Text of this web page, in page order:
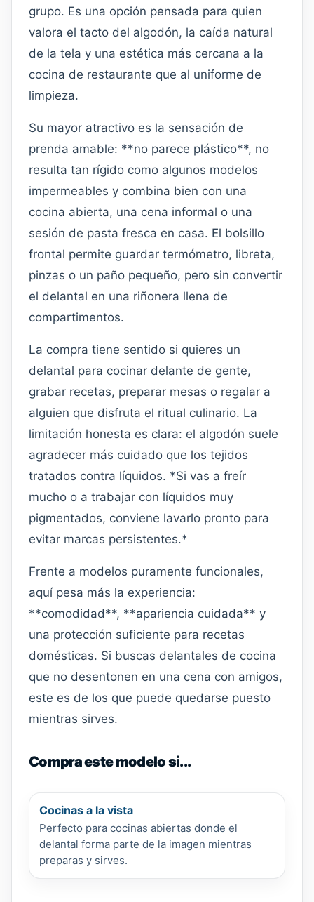
grupo. Es una opción pensada para quien
valora el tacto del algodón, la caída natural
de la tela y una estética más cercana a la
cocina de restaurante que al uniforme de
limpieza.
Su mayor atractivo es la sensación de
prenda amable: **no parece plástico**, no
resulta tan rígido como algunos modelos
impermeables y combina bien con una
cocina abierta, una cena informal o una
sesión de pasta fresca en casa. El bolsillo
frontal permite guardar termómetro, libreta,
pinzas o un paño pequeño, pero sin convertir
el delantal en una riñonera llena de
compartimentos.
La compra tiene sentido si quieres un
delantal para cocinar delante de gente,
grabar recetas, preparar mesas o regalar a
alguien que disfruta el ritual culinario. La
limitación honesta es clara: el algodón suele
agradecer más cuidado que los tejidos
tratados contra líquidos. *Si vas a freír
mucho o a trabajar con líquidos muy
pigmentados, conviene lavarlo pronto para
evitar marcas persistentes.*
Frente a modelos puramente funcionales,
aquí pesa más la experiencia:
**comodidad**, **apariencia cuidada** y
una protección suficiente para recetas
domésticas. Si buscas delantales de cocina
que no desentonen en una cena con amigos,
este es de los que puede quedarse puesto
mientras sirves.
Compra este modelo si...
Cocinas a la vista
Perfecto para cocinas abiertas donde el
delantal forma parte de la imagen mientras
preparas y sirves.